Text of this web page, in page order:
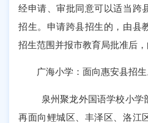
经申请、审批同意可以适当跨
招生。申请跨县招生的，由县
招生范围并报市教育局批准后
广海小学：面向惠安县招生
泉州聚龙外国语学校小学
再面向鲤城区、丰泽区、洛江